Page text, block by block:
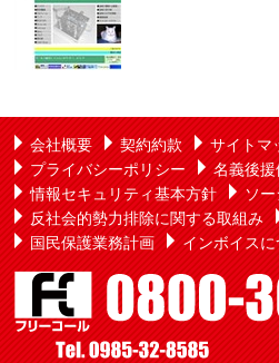
会社概要 契約約款 サイトマ
プライバシーポリシー
名義後
情報セキュリティ基本方針
ソ
反社会的勢力排除に関する取組み
国民保護業務計画
インボイスに